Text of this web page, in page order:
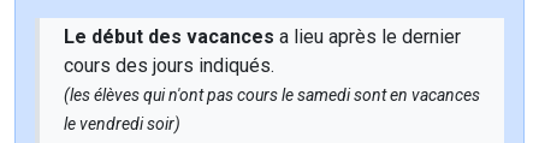
Le début des vacances a lieu après le dernier
cours des jours indiqués.
(les élèves qui n'ont pas cours le samedi sont en vacances
le vendredi soir)